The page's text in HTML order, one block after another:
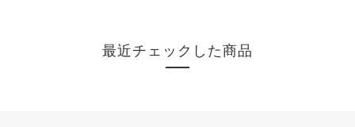
最近チェックした商品